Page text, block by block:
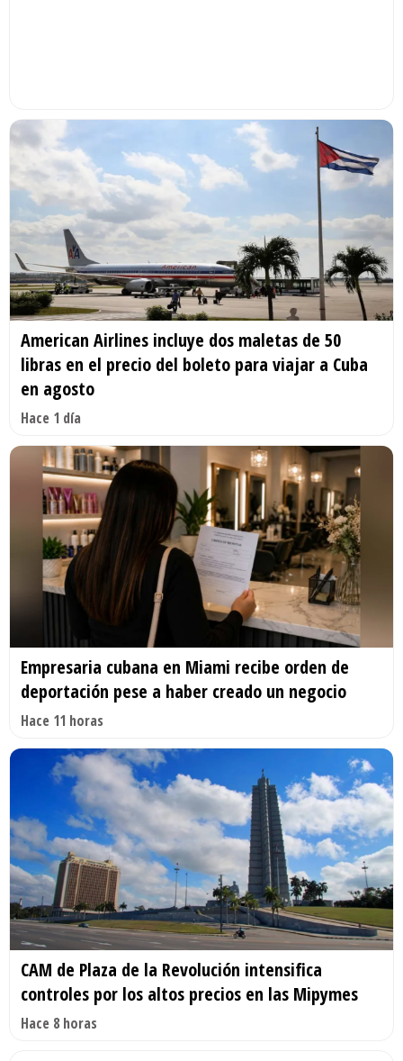
American Airlines incluye dos maletas de 50
libras en el precio del boleto para viajar a Cuba
en agosto
Hace 1 día
Empresaria cubana en Miami recibe orden de
deportación pese a haber creado un negocio
Hace 11 horas
CAM de Plaza de la Revolución intensifica
controles por los altos precios en las Mipymes
Hace 8 horas